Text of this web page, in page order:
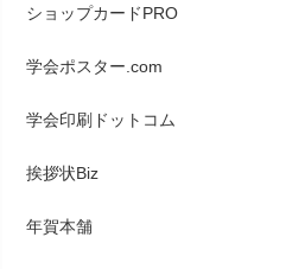
ショップカードPRO
学会ポスター.com
学会印刷ドットコム
挨拶状Biz
年賀本舗